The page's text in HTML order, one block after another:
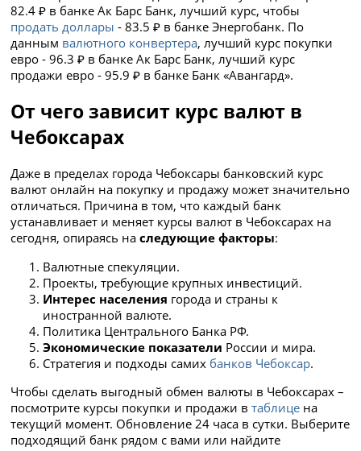
82.4 ₽ в банке Ак Барс Банк, лучший курс, чтобы
продать доллары - 83.5 ₽ в банке Энергобанк. По
данным валютного конвертера, лучший курс покупки
евро - 96.3 ₽ в банке Ак Барс Банк, лучший курс
продажи евро - 95.9 ₽ в банке Банк «Авангард».
От чего зависит курс валют в
Чебоксарах
Даже в пределах города Чебоксары банковский курс
валют онлайн на покупку и продажу может значительно
отличаться. Причина в том, что каждый банк
устанавливает и меняет курсы валют в Чебоксарах на
сегодня, опираясь наследующие факторы:
Валютные спекуляции.
Проекты, требующие крупных инвестиций.
Интерес населения города и страны к
иностранной валюте.
Политика Центрального Банка РФ.
Экономические показатели России и мира.
Стратегия и подходы самих банков Чебоксар.
Чтобы сделать выгодный обмен валюты в Чебоксарах –
посмотрите курсы покупки и продажи втаблице на
текущий момент. Обновление 24 часа в сутки. Выберите
подходящий банк рядом с вами или найдите